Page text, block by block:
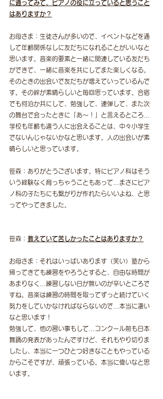
に通ってみて、ピアノの役に立っていると思うこと
はありますか？
お母さま：生徒さんが多いので、イベントなどを通
して年齢関係なしに友だちになれることがいいなと
思います。音楽的要素と一緒に関連している友だち
ができて、一緒に音楽を共にしてまた楽しくなる。
そのときの出会いで友だちが増えていっているんで
す。その絆が素晴らしいと毎回思っています。合宿
でも何泊か共にして、勉強して、連弾して、また次
の舞台で会ったときに「あ～！」と言えるところ…
学校も年齢も違う人に出会えることは、中々小学生
でないんじゃないかなと思います。人の出会いが素
晴らしいと思っています。
笹森：ありがとうございます。特にピアノ科はそう
いう経験なく育っちゃうこともあって…まさにピア
ノ科の子たちにも繋がりが作れたらいいよね、と思
ってやってきました。
笹森： 教えていて苦しかったことはありますか？
お母さま：それはいっぱいあります（笑い）塾から
帰ってきても練習をやろうとすると、自由な時間が
あまりなく…練習しない日が無いのが辛いところで
すね。音楽は練習の時間を取ってずっと続けていく
努力をしていかなければならないので…本当に凄い
なと思います！
勉強して、他の習い事もして…コンクール前も日本
舞踊の発表があったんですけど、それもやり切りま
したし、本当に一つひとつ好きなこともやっている
からこそですが、頑張っている。本当に偉いなと思
います。